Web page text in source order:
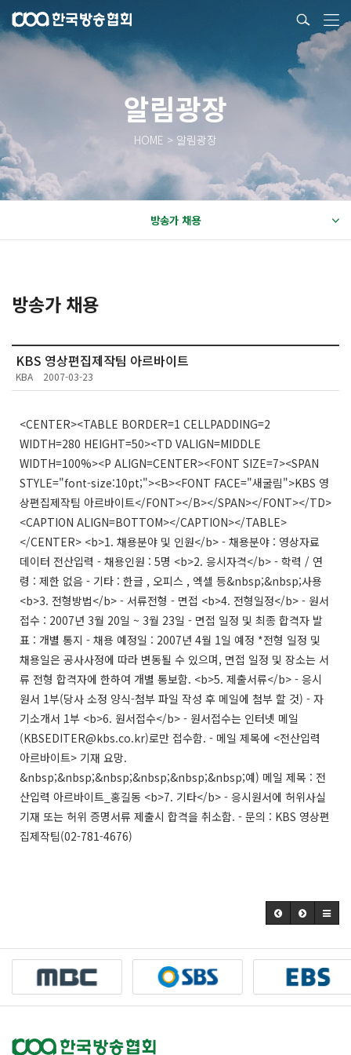
알림광장
HOME > 알림광장
방송가 채용
방송가 채용
KBS 영상편집제작팀 아르바이트
KBA 2007-03-23
<CENTER><TABLE BORDER=1 CELLPADDING=2
WIDTH=280 HEIGHT=50><TD VALIGN=MIDDLE
WIDTH=100%><P ALIGN=CENTER><FONT SIZE=7><SPAN
STYLE="font-size:10pt;"><B><FONT FACE="새굴림">KBS 영
상편집제작팀 아르바이트</FONT></B></SPAN></FONT></TD>
<CAPTION ALIGN=BOTTOM></CAPTION></TABLE>
</CENTER> <b>1. 채용분야 및 인원</b> - 채용분야 : 영상자료
데이터 전산입력 - 채용인원 : 5명 <b>2. 응시자격</b> - 학력 / 연
령 : 제한 없음 - 기타 : 한글 , 오피스 , 엑셀 등&nbsp;&nbsp;사용
<b>3. 전형방법</b> - 서류전형 - 면접 <b>4. 전형일정</b> - 원서
접수 : 2007년 3월 20일 ~ 3월 23일 - 면접 일정 및 최종 합격자 발
표 : 개별 통지 - 채용 예정일 : 2007년 4월 1일 예정 *전형 일정 및
채용일은 공사사정에 따라 변동될 수 있으며, 면접 일정 및 장소는 서
류 전형 합격자에 한하여 개별 통보함. <b>5. 제출서류</b> - 응시
원서 1부(당사 소정 양식-첨부 파일 작성 후 메일에 첨부 할 것) - 자
기소개서 1부 <b>6. 원서접수</b> - 원서접수는 인터넷 메일
(KBSEDITER@kbs.co.kr)로만 접수함. - 메일 제목에 <전산입력
아르바이트> 기재 요망.
&nbsp;&nbsp;&nbsp;&nbsp;&nbsp;&nbsp;예) 메일 제목 : 전
산입력 아르바이트_홍길동 <b>7. 기타</b> - 응시원서에 허위사실
기재 또는 허위 증명서류 제출시 합격을 취소함. - 문의 : KBS 영상편
집제작팀(02-781-4676)